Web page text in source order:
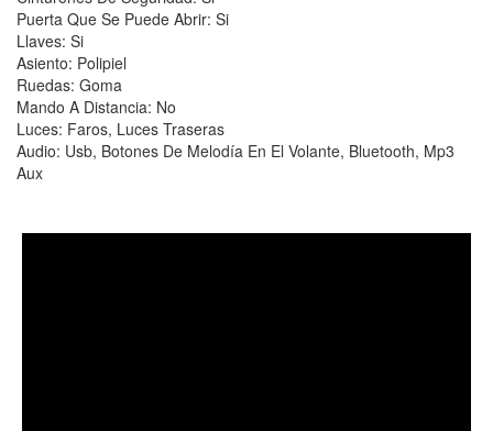
Puerta Que Se Puede Abrir: Si
Llaves: Si
Asiento: Polipiel
Ruedas: Goma
Mando A Distancia: No
Luces: Faros, Luces Traseras
Audio: Usb, Botones De Melodía En El Volante, Bluetooth, Mp3
Aux